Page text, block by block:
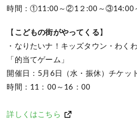
時間：①11:00～②1２:00～③14:00
【 こどもの街がやってくる】
・なりたいナ！キッズタウン・わく
「的当てゲーム」
開催日：5月6日（水・振休）チケッ
時間：11：00～16：00
詳しくはこちら